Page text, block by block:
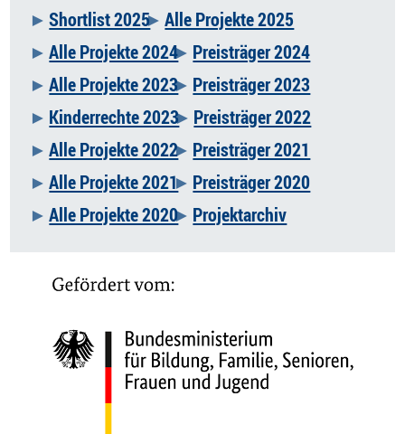
Navigation
überspringen
Shortlist 2025 Alle Projekte 2025
Alle Projekte 2024
Preisträger 2024
Alle Projekte 2023
Preisträger 2023
Kinderrechte 2023
Preisträger 2022
Alle Projekte 2022
Preisträger 2021
Alle Projekte 2021
Preisträger 2020
Alle Projekte 2020
Projektarchiv